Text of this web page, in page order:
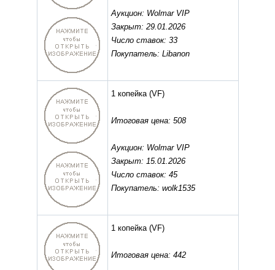
Аукцион: Wolmar VIP
Закрыт: 29.01.2026
Число ставок: 33
Покупатель: Libanon
1 копейка(VF)
Итоговая цена: 508
Аукцион: Wolmar VIP
Закрыт: 15.01.2026
Число ставок: 45
Покупатель: wolk1535
1 копейка(VF)
Итоговая цена: 442